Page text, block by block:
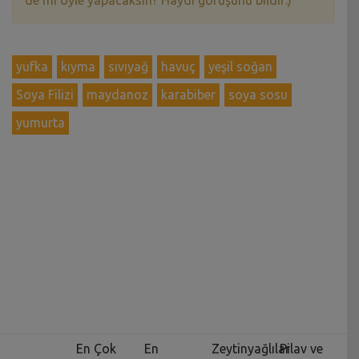
yufka kıyma sıvıyağ havuç
yeşil soğan
Soya Filizi
maydanoz karabiber
soya sosu
yumurta
En Çok En ZeytinyağlılarPilav ve